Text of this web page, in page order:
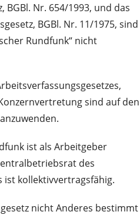
BGBl. Nr. 654/1993, und das
BGBl. Nr. 11/1975, sind
Rundfunk“ nicht
sind auf den
ist als Arbeitgeber
des
ist kollektivvertragsfähig.
nicht Anderes bestimmt